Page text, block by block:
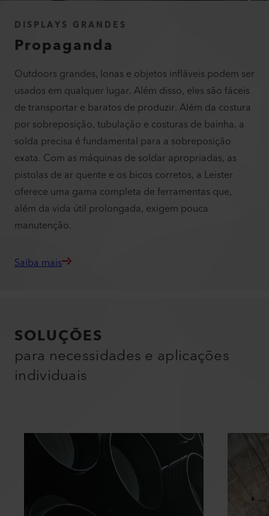
DISPLAYS GRANDES
Propaganda
Outdoors grandes, lonas e objetos infláveis podem ser
usados em qualquer lugar. Além disso, eles são fáceis
de transportar e baratos de produzir. Além da costura
por sobreposição, tubulação e costuras de bainha, a
solda precisa é fundamental para a sobreposição
exata. Com as máquinas de soldar apropriadas, as
pistolas de ar quente e os bicos corretos, a Leister
oferece uma gama completa de ferramentas que,
além da vida útil prolongada, exigem pouca
manutenção.
Saiba mais
SOLUÇÕES
para necessidades e aplicações
individuais